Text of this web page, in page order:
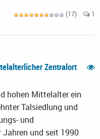
(17) 1
Zentralort
hohen Mittelalter ein
Talsiedlung und
und
Jahren und seit 1990